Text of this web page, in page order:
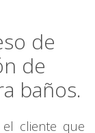
de
de
baños.
cliente que